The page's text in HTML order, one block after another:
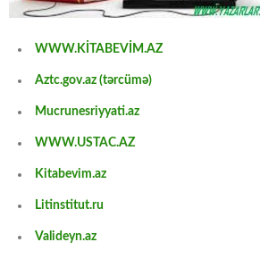
WWW.KİTABEVİM.AZ
Aztc.gov.az (tərcümə)
Mucrunesriyyati.az
WWW.USTAC.AZ
Kitabevim.az
Litinstitut.ru
Valideyn.az